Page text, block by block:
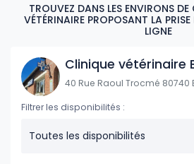
TROUVEZ DANS LES ENVIRONS
VÉTÉRINAIRE PROPOSANT LA
LIGNE
Clinique vétérinaire
40 Rue Raoul Trocmé 80740
Filtrer les disponibilités :
Toutes les disponibilités